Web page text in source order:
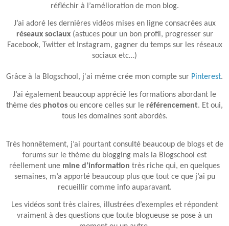
réfléchir à l’amélioration de mon blog.
J’ai adoré les dernières vidéos mises en ligne consacrées aux
réseaux sociaux(astuces pour un bon profil, progresser sur
Facebook, Twitter et Instagram, gagner du temps sur les réseaux
sociaux etc…)
Grâce à la Blogschool, j'ai même crée mon compte sur Pinterest.
J’ai également beaucoup apprécié les formations abordant le
thème des photos ou encore celles sur le référencement. Et oui,
tous les domaines sont abordés.
Très honnêtement, j’ai pourtant consulté beaucoup de blogs et de
forums sur le thème du blogging mais la Blogschool est
réellement une mine d’information très riche qui, en quelques
semaines, m’a apporté beaucoup plus que tout ce que j’ai pu
recueillir comme info auparavant.
Les vidéos sont très claires, illustrées d’exemples et répondent
vraiment à des questions que toute blogueuse se pose à un